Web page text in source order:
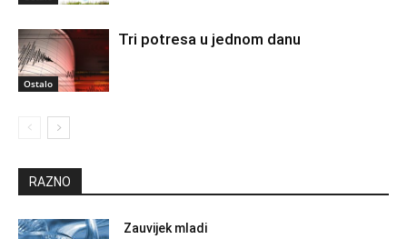
Ostalo
Tri potresa u jednom danu
RAZNO
Zauvijek mladi